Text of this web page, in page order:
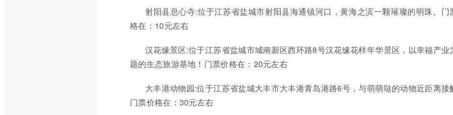
射阳县息心寺:位于江苏省盐城市射阳县海通镇河口，黄海之滨一颗璀璨的明珠。门
格在：10元左右
汉花缘景区:位于江苏省盐城市城南新区西环路8号汉花缘花样年华景区，以幸福产业
题的生态旅游基地！门票价格在：20元左右
大丰港动物园:位于江苏省盐城大丰市大丰港青岛港路6号，与萌萌哒的动物近距离接
门票价格在：30元左右